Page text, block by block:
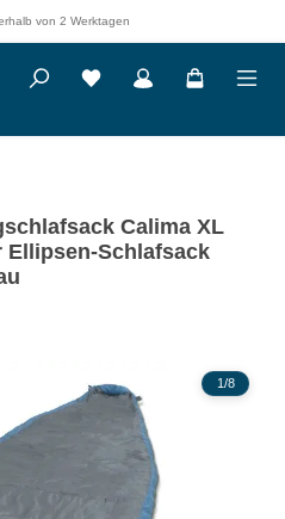
von 2 Werktagen
Werkzeugleiste anzeigenDu hast 0 Produkte auf
Calima XL
Ellipsen-Schlafsack
1/8